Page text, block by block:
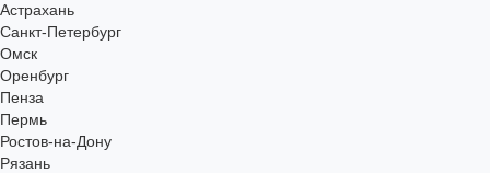
Астрахань
Санкт-Петербург
Омск
Оренбург
Пенза
Пермь
Ростов-на-Дону
Рязань